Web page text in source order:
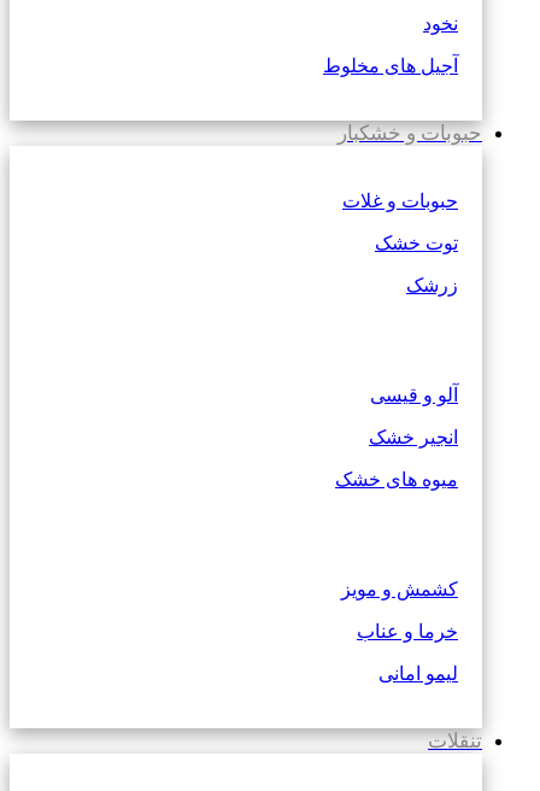
نخود
آجیل های مخلوط
حبوبات و خشکبار
حبوبات و غلات
توت خشک
زرشک
آلو و قیسی
انجیر خشک
میوه های خشک
کشمش و مویز
خرما و عناب
لیمو امانی
تنقلات